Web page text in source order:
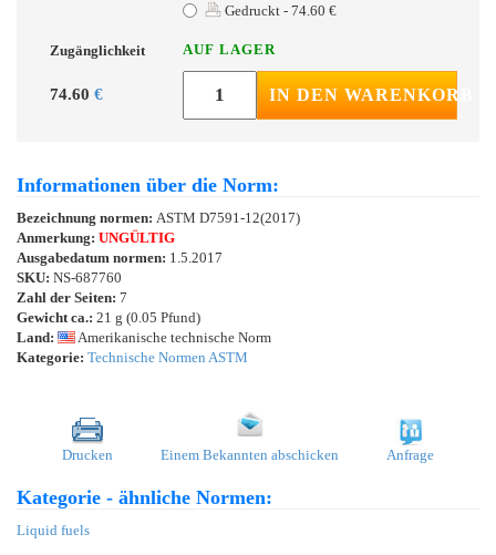
Gedruckt - 74.60 €
Zugänglichkeit AUF LAGER
74.60 € IN DEN WARENKORB
Informationen über die Norm:
Bezeichnung normen: ASTM D7591-12(2017)
Anmerkung: UNGÜLTIG
Ausgabedatum normen: 1.5.2017
SKU: NS-687760
Zahl der Seiten: 7
Gewicht ca.: 21 g (0.05 Pfund)
Land:
Amerikanische technische Norm
Kategorie: Technische Normen ASTM
Drucken Einem Bekannten abschicken Anfrage
Kategorie - ähnliche Normen:
Liquid fuels